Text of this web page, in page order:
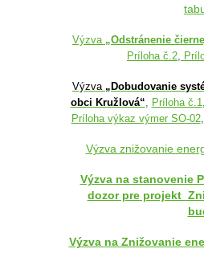
Výzva „Odstránenie
Príloha č.2,
Výzva „Dobudovanie
obci Kružlová“, Príloha č.1
Príloha výkaz výmer SO-02
Výzva znižovanie
Výzva na stanovenie
dozor pre
Výzva na Znižovanie